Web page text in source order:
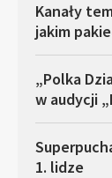
Kanały
jakim
„Polka
w audycji
1. lidze